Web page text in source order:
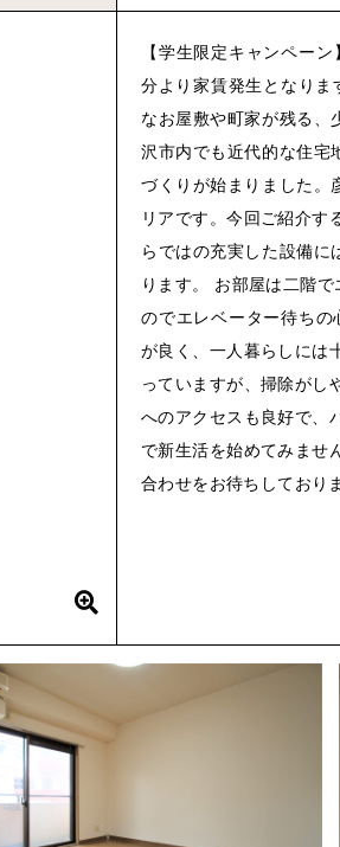
プライバシー
【学生限定キャンペー
分より家賃発生となり
なお屋敷や町家が残る、
沢市内でも近代的な住宅
づくりが始まりました。
リアです。今回ご紹介す
らではの充実した設備に
ります。 お部屋は二階
のでエレベーター待ち
が良く、一人暮らしには
っていますが、掃除がし
へのアクセスも良好で、
で新生活を始めてみませ
合わせをお待ちしており